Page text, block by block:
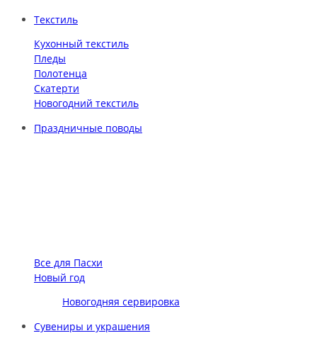
Текстиль
Кухонный текстиль
Пледы
Полотенца
Скатерти
Новогодний текстиль
Праздничные поводы
Все для Пасхи
Новый год
Новогодняя сервировка
Сувениры и украшения